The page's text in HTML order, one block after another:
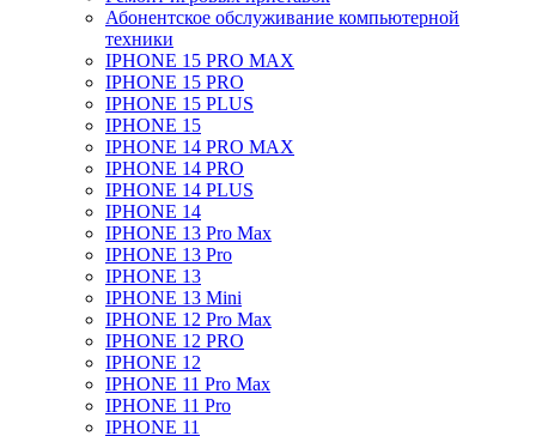
Абонентское обслуживание компьютерной
техники
IPHONE 15 PRO MAX
IPHONE 15 PRO
IPHONE 15 PLUS
IPHONE 15
IPHONE 14 PRO MAX
IPHONE 14 PRO
IPHONE 14 PLUS
IPHONE 14
IPHONE 13 Pro Max
IPHONE 13 Pro
IPHONE 13
IPHONE 13 Mini
IPHONE 12 Pro Max
IPHONE 12 PRO
IPHONE 12
IPHONE 11 Pro Max
IPHONE 11 Pro
IPHONE 11